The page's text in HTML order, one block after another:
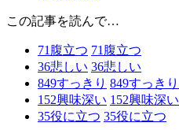
この記事を読んで…
71 腹立つ 71 腹立つ
36悲しい 36悲しい
849すっきり 849すっきり
152興味深い 152興味深い
35役に立つ 35役に立つ